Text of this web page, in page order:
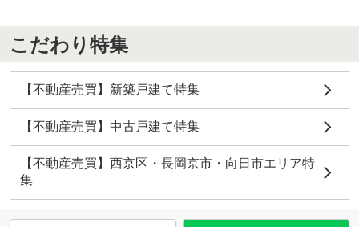
こだわり特集
【不動産売買】新築戸建て特集
【不動産売買】中古戸建て特集
【不動産売買】西京区・長岡京市・向日市エリア特
集